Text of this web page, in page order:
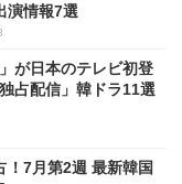
演情報7選
が日本のテレビ初登
占配信」韓ドラ11選
！7月第2週 最新韓国